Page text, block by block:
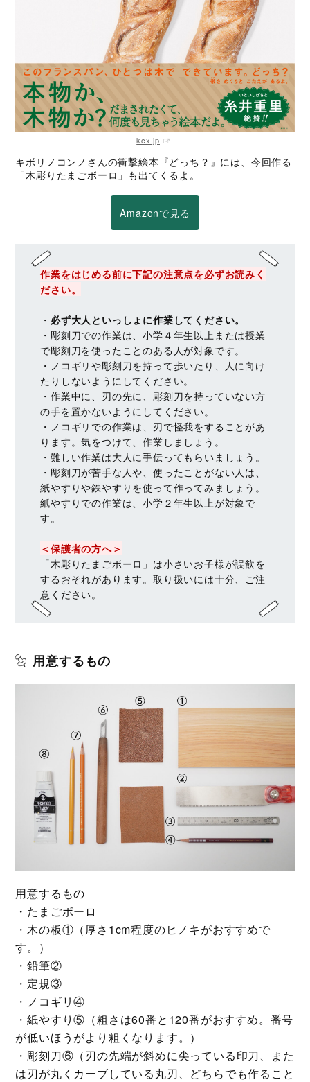
kcx.jp
キボリノコンノさんの衝撃絵本『どっち？』には、今回作る
「木彫りたまごボーロ」も出てくるよ。
Amazonで見る
作業をはじめる前に下記の注意点を必ずお読みく
ださい。
・ 必ず大人といっしょに作業してください。
・彫刻刀での作業は、小学４年生以上または授業
で彫刻刀を使ったことのある人が対象です。
・ノコギリや彫刻刀を持って歩いたり、人に向け
たりしないようにしてください。
・作業中に、刃の先に、彫刻刀を持っていない方
の手を置かないようにしてください。
・ノコギリでの作業は、刃で怪我をすることがあ
ります。気をつけて、作業しましょう。
・難しい作業は大人に手伝ってもらいましょう。
・彫刻刀が苦手な人や、使ったことがない人は、
紙やすりや鉄やすりを使って作ってみましょう。
紙やすりでの作業は、小学２年生以上が対象で
す。
＜保護者の方へ＞
「木彫りたまごボーロ」は小さいお子様が誤飲を
するおそれがあります。取り扱いには十分、ご注
意ください。
用意するもの
用意するもの
・たまごボーロ
・木の板①（厚さ1cm程度のヒノキがおすすめで
す。）
・鉛筆②
・定規③
・ノコギリ④
・紙やすり⑤（粗さは60番と120番がおすすめ。番号
が低いほうがより粗くなります。）
・彫刻刀⑥（刃の先端が斜めに尖っている印刀、また
は刃が丸くカーブしている丸刃、どちらでも作ること